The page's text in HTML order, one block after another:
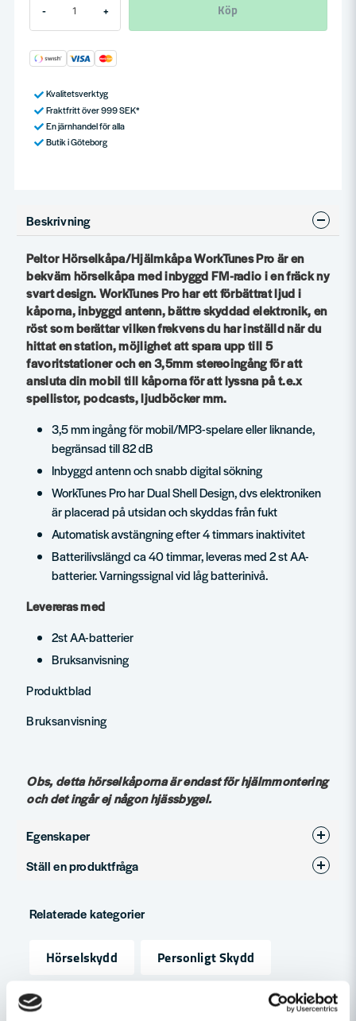
- + Köp
Kvalitetsverktyg
Fraktfritt över 999 SEK*
En järnhandel för alla
Butik i Göteborg
Beskrivning
Peltor Hörselkåpa/Hjälmkåpa WorkTunes Pro är en
bekväm hörselkåpa med inbyggd FM-radio i en fräck ny
svart design. WorkTunes Pro har ett förbättrat ljud i
kåporna, inbyggd antenn, bättre skyddad elektronik, en
röst som berättar vilken frekvens du har inställd när du
hittat en station, möjlighet att spara upp till 5
favoritstationer och en 3,5mm stereoingång för att
ansluta din mobil till kåporna för att lyssna på t.e.x
spellistor, podcasts, ljudböcker mm.
3,5 mm ingång för mobil/MP3-spelare eller liknande,
begränsad till 82 dB
Inbyggd antenn och snabb digital sökning
WorkTunes Pro har Dual Shell Design, dvs elektroniken
är placerad på utsidan och skyddas från fukt
Automatisk avstängning efter 4 timmars inaktivitet
Batterilivslängd ca 40 timmar, leveras med 2 st AA-
batterier. Varningssignal vid låg batterinivå.
Levereras med
2st AA-batterier
Bruksanvisning
Produktblad
Bruksanvisning
Obs, detta hörselkåporna är endast för hjälmmontering
och det ingår ej någon hjässbygel.
Egenskaper
Produkttyp
FM-Radio Ja
Medhörning
Ställ en produktfråga
Fråga oss något om denna produkten...
name
Namn
Relaterade kategorier
Hörselskydd
Personligt Skydd